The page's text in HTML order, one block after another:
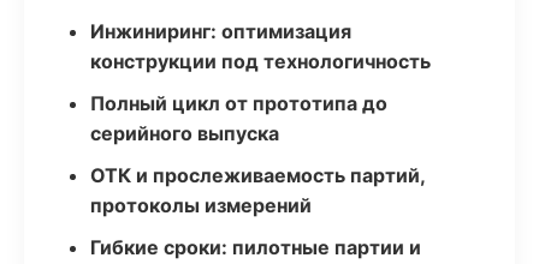
Инжиниринг: оптимизация
конструкции под технологичность
Полный цикл от прототипа до
серийного выпуска
ОТК и прослеживаемость партий,
протоколы измерений
Гибкие сроки: пилотные партии и